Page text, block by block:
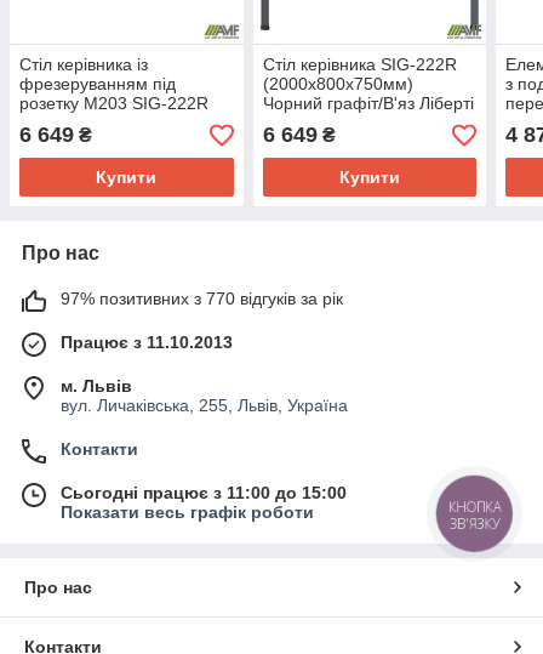
Стіл керівника із
фрезеруванням під
розетку М203 SIG-222R
(2000х800х750мм)
Чорний графіт/В'яз Ліберті
6 649 ₴
Купити
Стіл керівника SIG-222R
(2000х800х750мм)
Чорний графіт/В'яз Ліберті
6 649₴
Купити
з
4
Про нас
97% позитивних з 770 відгуків за рік
Працює з 11.10.2013
м. Львів
вул. Личаківська, 255, Львів, Україна
Контакти
Сьогодні працює з 11:00 до 15:00
Показати весь графік роботи
Про нас
Контакти
КНОПКА
ЗВ'ЯЗКУ